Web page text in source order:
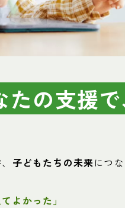
たの支援
子どもたちの未来につ
よかった」